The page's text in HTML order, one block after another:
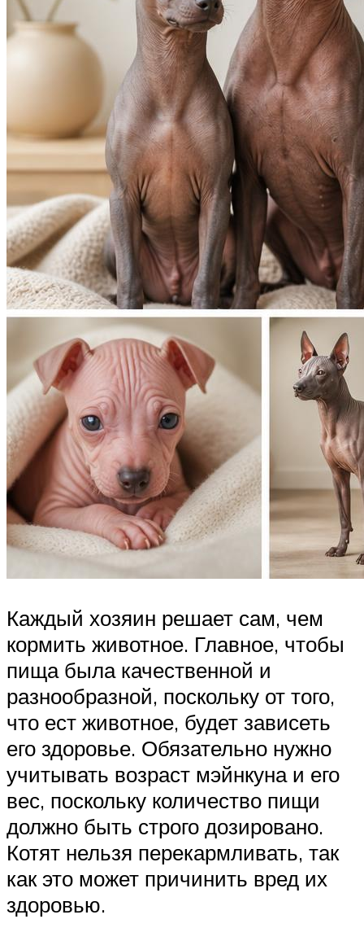
Каждый хозяин решает сам, чем
кормить животное. Главное, чтобы
пища была качественной и
разнообразной, поскольку от того,
что ест животное, будет зависеть
его здоровье. Обязательно нужно
учитывать возраст мэйнкуна и его
вес, поскольку количество пищи
должно быть строго дозировано.
Котят нельзя перекармливать, так
как это может причинить вред их
здоровью.